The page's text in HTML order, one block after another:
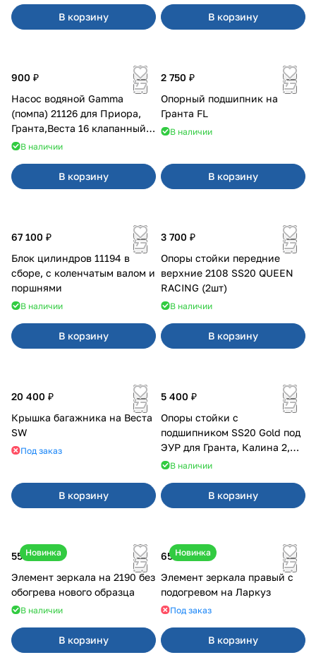
В корзину В корзину
900 ₽
Насос водяной Gamma
(помпа) 21126 для Приора,
Гранта,Веста 16 клапанный
двигатель.
В наличии
В корзину
2 750 ₽
Опорный подшипник на
Гранта FL
В наличии
В корзину
67 100 ₽
Блок цилиндров 11194 в
сборе, с коленчатым валом и
поршнями
В наличии
В корзину
3 700 ₽
Опоры стойки передние
верхние 2108 SS20 QUEEN
RACING (2шт)
В наличии
В корзину
20 400 ₽
Крышка багажника на Веста
SW
Под заказ
В корзину
5 400 ₽
Опоры стойки с
подшипником SS20 Gold под
ЭУР для Гранта, Калина 2,
Datsun
В наличии
В корзину
Новинка
550 ₽
Элемент зеркала на 2190 без
обогрева нового образца
В наличии
В корзину
Новинка
650 ₽
Элемент зеркала правый с
подогревом на Ларкуз
Под заказ
В корзину